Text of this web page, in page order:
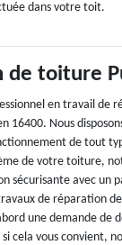
dans votre toit.
de toiture
en travail de
16400. Nous
de tout
de votre toiture,
sécurisante avec un
de réparation
une demande de
cela vous convient,